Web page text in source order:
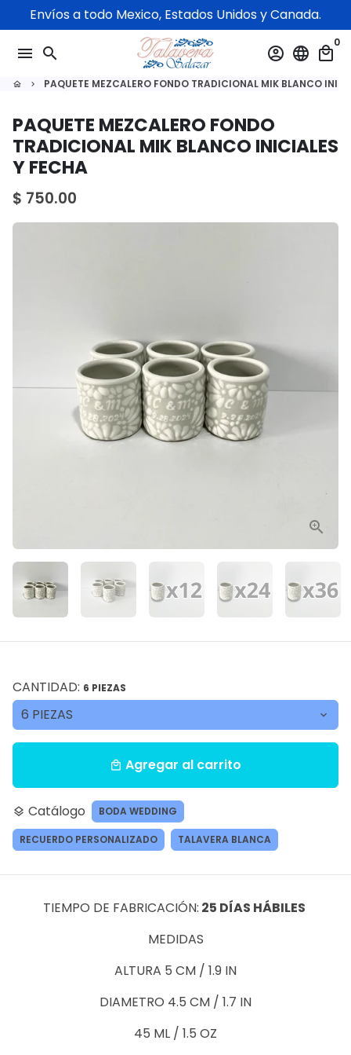
directamente
contenido
Envíos a todo Mexico, Estados Unidos y Canada.
menu search account_circle language local_mall
0
home keyboard_arrow_right PAQUETE MEZCALERO FONDO TRADICIONAL MIK BLANCO
PAQUETE MEZCALERO FONDO
TRADICIONAL MIK BLANCO INICIALES
Y FECHA
$ 750.00
CANTIDAD: 6 PIEZAS
local_mall Agregar al carrito
layers Catálogo BODA WEDDING
RECUERDO PERSONALIZADO TALAVERA BLANCA
TIEMPO DE FABRICACIÓN: 25 DÍAS HÁBILES
MEDIDAS
ALTURA 5 CM / 1.9 IN
DIAMETRO 4.5 CM / 1.7 IN
45 ML / 1.5 OZ